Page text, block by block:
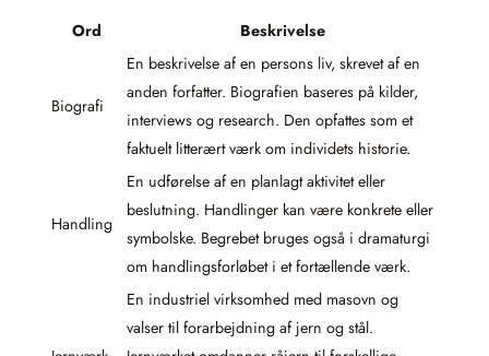
Ord Beskrivelse
Biografi
En beskrivelse af en persons liv, skrevet af en
anden forfatter. Biografien baseres på kilder,
interviews og research. Den opfattes som et
faktuelt litterært værk om individets historie.
Handling
En udførelse af en planlagt aktivitet eller
beslutning. Handlinger kan være konkrete eller
symbolske. Begrebet bruges også i dramaturgi
om handlingsforløbet i et fortællende værk.
En industriel virksomhed med masovn og
valser til forarbejdning af jern og stål.